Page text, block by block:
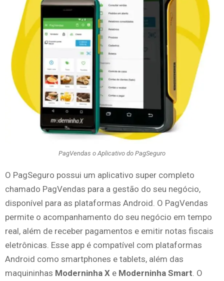
PagVendas o Aplicativo do PagSeguro
O PagSeguro possui um aplicativo super completo
chamado PagVendas para a gestão do seu negócio,
disponível para as plataformas Android. O PagVendas
permite o acompanhamento do seu negócio em tempo
real, além de receber pagamentos e emitir notas fiscais
eletrônicas. Esse app é compatível com plataformas
Android como smartphones e tablets, além das
maquininhas Moderninha X e Moderninha Smart . O